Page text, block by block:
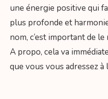
une énergie positive qui
plus profonde et
nom, c’est important de
A propo, cela va
que vous vous adressez à